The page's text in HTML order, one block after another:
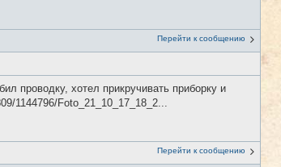
Перейти к сообщению
проводку, хотел прикручивать приборку и
1144796/Foto_21_10_17_18_2...
Перейти к сообщению